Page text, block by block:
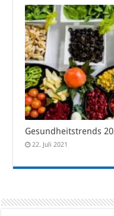
Gesundheitstrends
22. Juli 2021